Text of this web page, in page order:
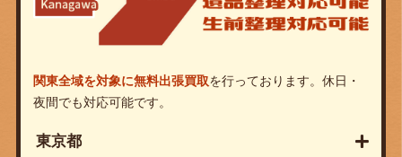
関東全域を対象に無料出張買取を行っております。休日・
夜間でも対応可能です。
東京都